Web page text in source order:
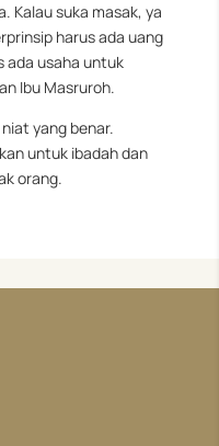
Kalau suka masak, ya
harus ada uang
ada usaha untuk
Ibu Masruroh.
yang benar.
untuk ibadah dan
orang.